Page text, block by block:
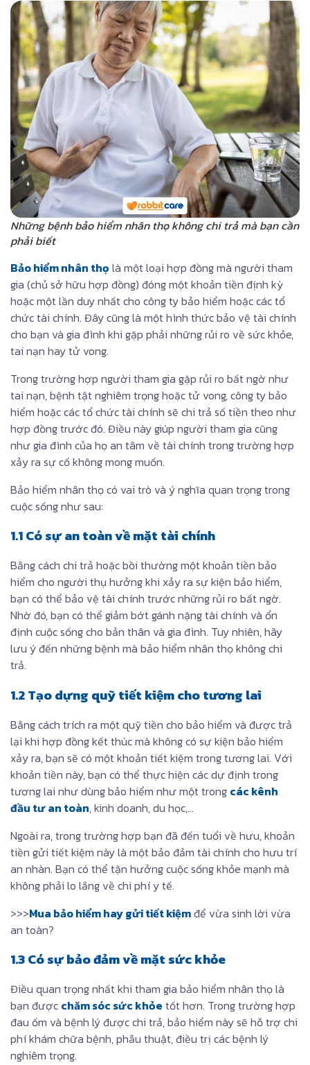
Những bệnh bảo hiểm nhân thọ không chi trả mà bạn cần
phải biết
Bảo hiểm nhân thọ là một loại hợp đồng mà người tham
gia (chủ sở hữu hợp đồng) đóng một khoản tiền định kỳ
hoặc một lần duy nhất cho công ty bảo hiểm hoặc các tổ
chức tài chính. Đây cũng là một hình thức bảo vệ tài chính
cho bạn và gia đình khi gặp phải những rủi ro về sức khỏe,
tai nạn hay tử vong.
Trong trường hợp người tham gia gặp rủi ro bất ngờ như
tai nạn, bệnh tật nghiêm trọng hoặc tử vong, công ty bảo
hiểm hoặc các tổ chức tài chính sẽ chi trả số tiền theo như
hợp đồng trước đó. Điều này giúp người tham gia cũng
như gia đình của họ an tâm về tài chính trong trường hợp
xảy ra sự cố không mong muốn.
Bảo hiểm nhân thọ có vai trò và ý nghĩa quan trọng trong
cuộc sống như sau:
1.1 Có sự an toàn về mặt tài chính
Bằng cách chi trả hoặc bồi thường một khoản tiền bảo
hiểm cho người thụ hưởng khi xảy ra sự kiện bảo hiểm,
bạn có thể bảo vệ tài chính trước những rủi ro bất ngờ.
Nhờ đó, bạn có thể giảm bớt gánh nặng tài chính và ổn
định cuộc sống cho bản thân và gia đình. Tuy nhiên, hãy
lưu ý đến những bệnh mà bảo hiểm nhân thọ không chi
trả.
1.2 Tạo dựng quỹ tiết kiệm cho tương lai
Bằng cách trích ra một quỹ tiền cho bảo hiểm và được trả
lại khi hợp đồng kết thúc mà không có sự kiện bảo hiểm
xảy ra, bạn sẽ có một khoản tiết kiệm trong tương lai. Với
khoản tiền này, bạn có thể thực hiện các dự định trong
tương lai như dùng bảo hiểm như một trong các kênh
đầu tư an toàn, kinh doanh, du học,…
Ngoài ra, trong trường hợp bạn đã đến tuổi về hưu, khoản
tiền gửi tiết kiệm này là một bảo đảm tài chính cho hưu trí
an nhàn. Bạn có thể tận hưởng cuộc sống khỏe mạnh mà
không phải lo lắng về chi phí y tế.
>>>Mua bảo hiểm hay gửi tiết kiệmđể vừa sinh lời vừa
an toàn?
1.3 Có sự bảo đảm về mặt sức khỏe
Điều quan trọng nhất khi tham gia bảo hiểm nhân thọ là
bạn được chăm sóc sức khỏe tốt hơn. Trong trường hợp
đau ốm và bệnh lý được chi trả, bảo hiểm này sẽ hỗ trợ chi
phí khám chữa bệnh, phẫu thuật, điều trị các bệnh lý
nghiêm trọng.